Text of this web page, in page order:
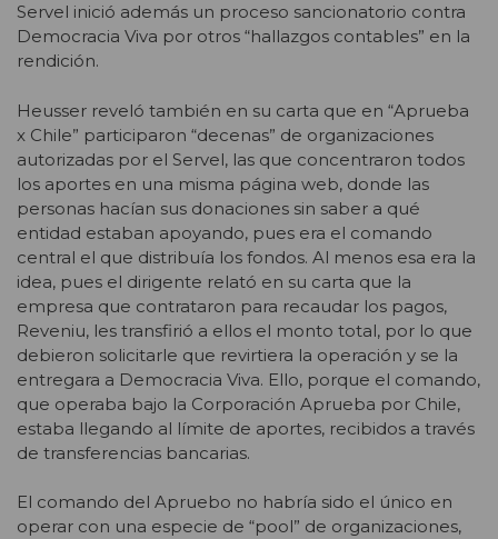
Servel inició además un proceso sancionatorio contra
Democracia Viva por otros “hallazgos contables” en la
rendición.
Heusser reveló también en su carta que en “Aprueba
x Chile” participaron “decenas” de organizaciones
autorizadas por el Servel, las que concentraron todos
los aportes en una misma página web, donde las
personas hacían sus donaciones sin saber a qué
entidad estaban apoyando, pues era el comando
central el que distribuía los fondos. Al menos esa era la
idea, pues el dirigente relató en su carta que la
empresa que contrataron para recaudar los pagos,
Reveniu, les transfirió a ellos el monto total, por lo que
debieron solicitarle que revirtiera la operación y se la
entregara a Democracia Viva. Ello, porque el comando,
que operaba bajo la Corporación Aprueba por Chile,
estaba llegando al límite de aportes, recibidos a través
de transferencias bancarias.
El comando del Apruebo no habría sido el único en
operar con una especie de “pool” de organizaciones,